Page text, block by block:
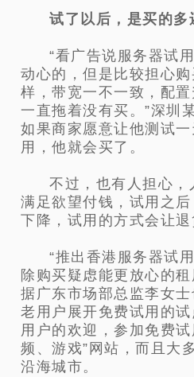
试了以后，是买的多
“看广告说服务器试
动心的，但是比较担心
样，带宽一不一致，配
一直拖着没有买。”深圳
如果商家愿意让他测试
用，他就会买了。
不过，也有人担心
满足欲望付钱，试用之
下降，试用的方式会让退
“推出香港服务器试
除购买疑虑能更放心的
据广东市场部总监李女
老用户展开免费试用的
用户的欢迎，参加免费
频、游戏”网站，而且大
沿海城市。